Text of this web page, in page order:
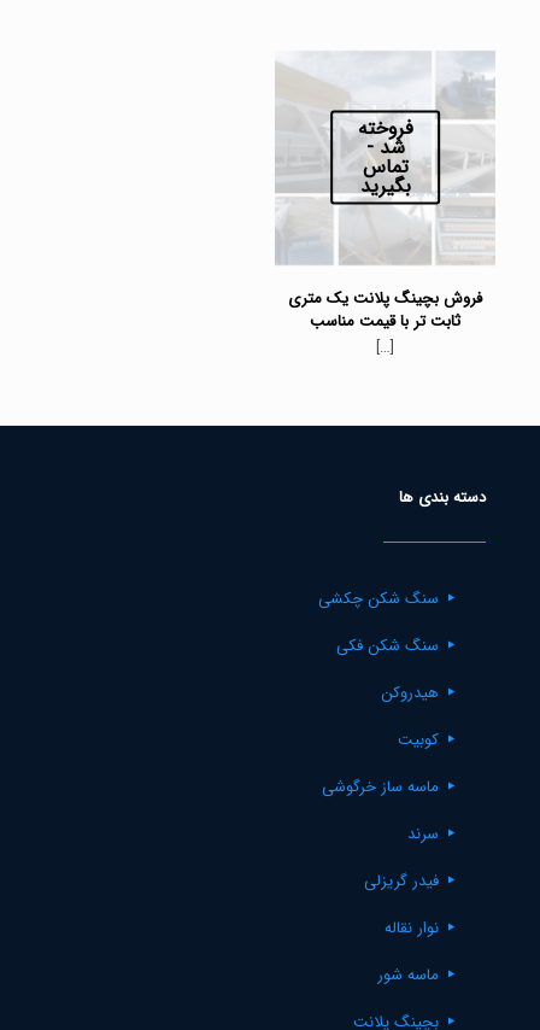
فروخته
شد -
تماس
بگیرید
فروش بچینگ پلانت یک متری
ثابت تر با قیمت مناسب
[…]
دسته بندی ها
سنگ شکن چکشی
سنگ شکن فکی
هیدروکن
کوبیت
ماسه ساز خرگوشی
سرند
فیدر گریزلی
نوار نقاله
ماسه شور
بچینگ پلانت